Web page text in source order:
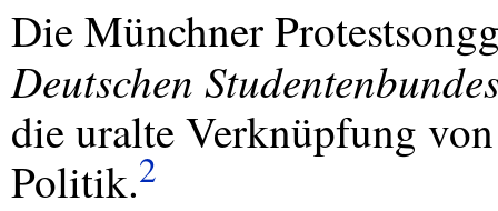
Die Münchner
Deutschen
die uralte Verknüpfung
Politik.2